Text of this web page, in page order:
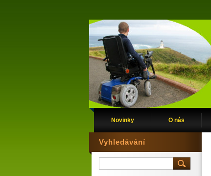
Novinky O nás
Vyhledávání